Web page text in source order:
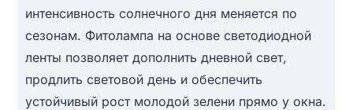
интенсивность солнечного дня меняется по
сезонам. Фитолампа на основе светодиодной
ленты позволяет дополнить дневной свет,
продлить световой день и обеспечить
устойчивый рост молодой зелени прямо у окна.